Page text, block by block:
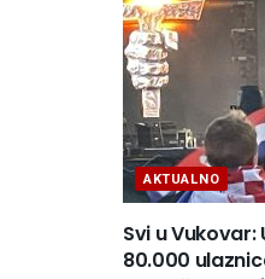
AKTUALNO
Svi u
80.000